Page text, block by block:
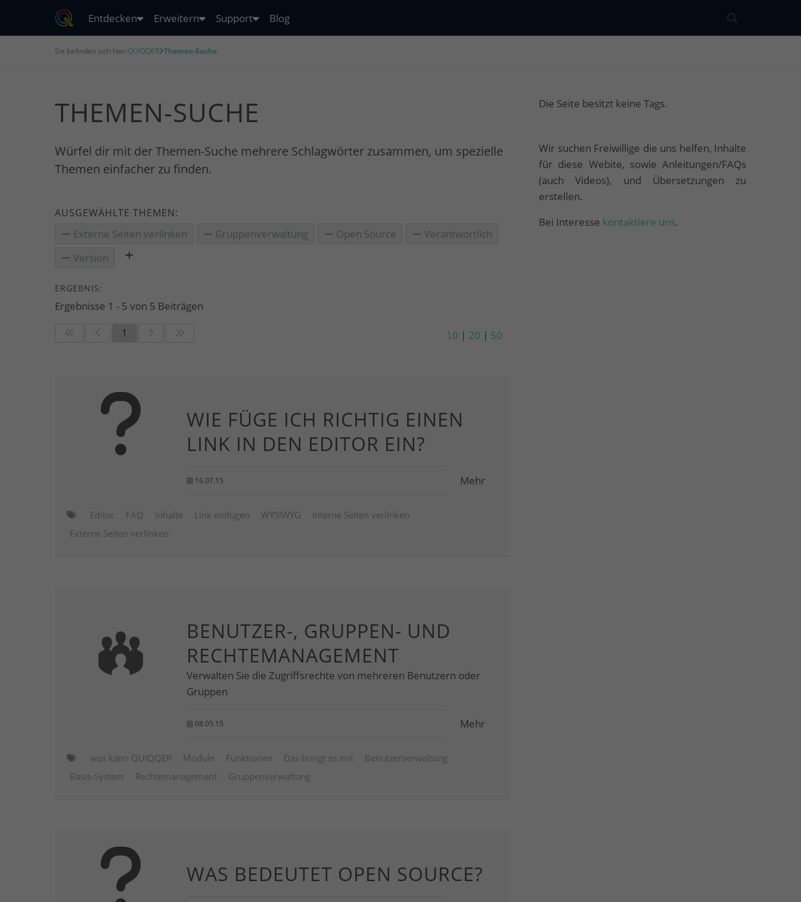
Entdecken Erweitern Support Blog
Sie befinden sich hier:QUIQQER Themen-Suche
THEMEN-SUCHE
Würfel dir mit der Themen-Suche mehrere Schlagwörter zusammen, um spezielle
Themen einfacher zu finden.
AUSGEWÄHLTE THEMEN:
Externe Seiten verlinken Gruppenverwaltung Open Source
Verantwortlich
Version
ERGEBNIS:
Ergebnisse 1 - 5 von 5 Beiträgen
1
10 | 20 | 50
WIE FÜGE ICH RICHTIG EINEN
LINK IN DEN EDITOR EIN?
16.07.15 Mehr
Editor FAQ Inhalte Link einfügen WYSIWYG
Interne Seiten verlinken
Externe Seiten verlinken
BENUTZER-, GRUPPEN- UND
RECHTEMANAGEMENT
Verwalten Sie die Zugriffsrechte von mehreren Benutzern oder
Gruppen
08.05.15 Mehr
was kann QUIQQER Module Funktionen Das bringt es mit
Benutzerverwaltung
Basis-System
Rechtemanagement Gruppenverwaltung
WAS BEDEUTET OPEN SOURCE?
Die Seite besitzt keine Tags.
Wir suchen Freiwillige die uns helfen, Inhalte
für diese Webite, sowie Anleitungen/FAQs
(auch Videos), und Übersetzungen zu
erstellen.
Bei Interesse kontaktiere uns.